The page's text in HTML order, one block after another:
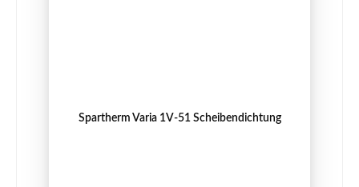
Spartherm Varia 1V-51 Scheibendichtung